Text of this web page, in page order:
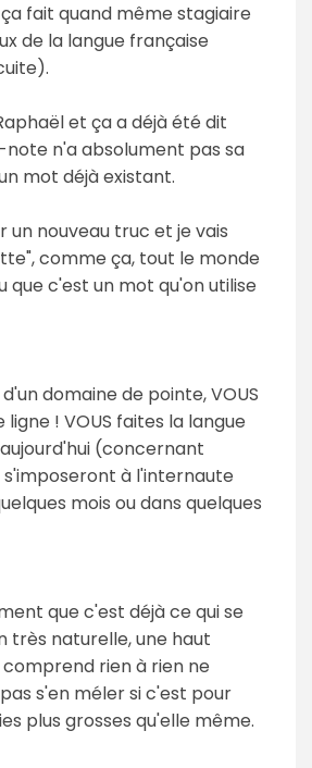
fait quand même stagiaire
de la langue française
et ça a déjà été dit
n'a absolument pas sa
mot déjà existant.
un nouveau truc et je vais
comme ça, tout le monde
que c'est un mot qu'on utilise
domaine de pointe, VOUS
! VOUS faites la langue
(concernant
à l'internaute
mois ou dans quelques
que c'est déjà ce qui se
très naturelle, une haut
rien à rien ne
s'en méler si c'est pour
plus grosses qu'elle même.